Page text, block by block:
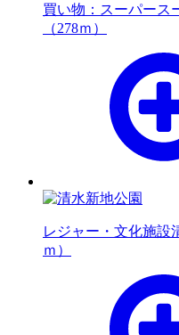
買い物：スーパース
（278ｍ）
レジャー・文化施設
ｍ）